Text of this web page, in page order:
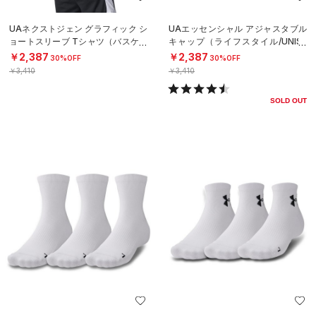
UAネクストジェン グラフィック シ
ョートスリーブ Tシャツ（バスケッ
トボール/BOYS）
￥2,387 30%OFF
￥3,410
UAエッセンシャル アジャスタブル
キャップ（ライフスタイル/UNISE
X）
￥2,387 30%OFF
￥3,410
SOLD OUT